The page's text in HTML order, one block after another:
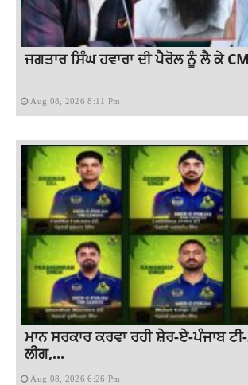
ਜਗਤਾਰ ਸਿੰਘ ਹਵਾਰਾ ਦੀ ਪੈਰੋਲ ਨੂੰ ਲੈ ਕੇ
Aug 08, 2026 8:11 Pm
ਮਾਨ ਸਰਕਾਰ ਕਰਵਾ ਰਹੀ ਸ਼ੇਰ-ਏ-ਪੰਜਾਬ
ਲੀਗ,...
Aug 08, 2026 6:26 Pm